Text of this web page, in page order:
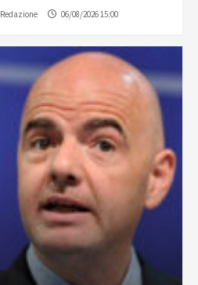
Redazione 06/08/2026 15:00